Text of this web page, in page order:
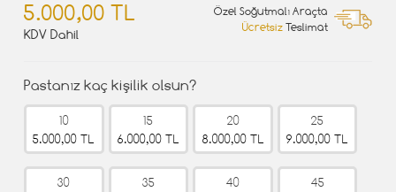
5.000,00 TL
KDV Dahil
Özel Soğutmalı Araçta
Ücretsiz Teslimat
Pastanız kaç kişilik olsun?
10
5.000,00 TL
15
6.000,00 TL
20
8.000,00 TL
25
9.000,00 TL
30
35
40
45